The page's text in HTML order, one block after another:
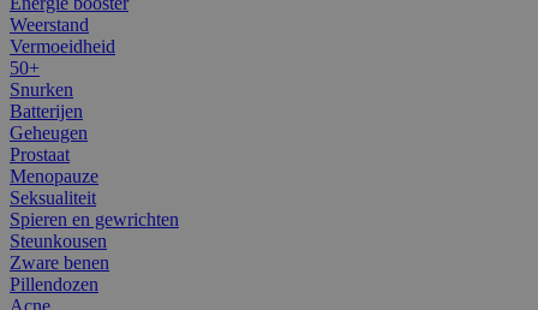
Weerstand
Vermoeidheid
50+
Snurken
Batterijen
Geheugen
Prostaat
Menopauze
Seksualiteit
Spieren en gewrichten
Steunkousen
Zware benen
Pillendozen
Acne